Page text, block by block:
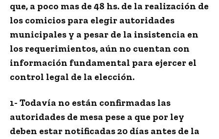
que, a poco mas de 48 hs. de la realización de
los comicios para elegir autoridades
municipales y a pesar de la insistencia en
los requerimientos, aún no cuentan con
información fundamental para ejercer el
control legal de la elección.
1- Todavía no están confirmadas las
autoridades de mesa pese a que por ley
deben estar notificadas 20 días antes de la